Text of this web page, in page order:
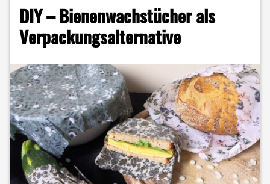
Gemüseanbau
für
Studierende
leicht
gemacht"
DIY – Bienenwachstücher als
Verpackungsalternative